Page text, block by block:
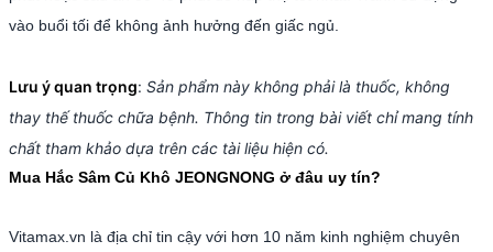
vào buổi tối để không ảnh hưởng đến giấc ngủ.
Lưu ý quan trọng: Sản phẩm này không phải là thuốc, không
thay thế thuốc chữa bệnh. Thông tin trong bài viết chỉ mang tính
chất tham khảo dựa trên các tài liệu hiện có.
Mua Hắc Sâm Củ Khô JEONGNONG ở đâu uy tín?
Vitamax.vn là địa chỉ tin cậy với hơn 10 năm kinh nghiệm chuyên